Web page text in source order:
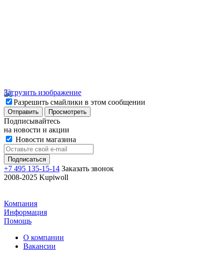
Загрузить изображение
Разрешить смайлики в этом сообщении
Подписывайтесь
на новости и акции
Новости магазина
+7 495 135-15-14 Заказать звонок
2008-2025 Kupiwoll
Компания
Информация
Помощь
О компании
Вакансии